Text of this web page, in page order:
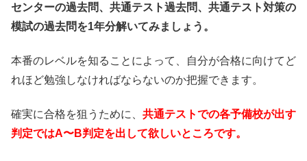
センターの過去問、共通テスト過去問、共通テスト対策の
模試の過去問を1年分解いてみましょう。
本番のレベルを知ることによって、自分が合格に向けてど
れほど勉強しなければならないのか把握できます。
確実に合格を狙うために、 共通テストでの各予備校が出す
判定ではA〜B判定を出して欲しいところです。